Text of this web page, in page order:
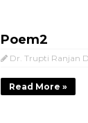
Poem2
Dr. Trupti Ranjan
Read More »